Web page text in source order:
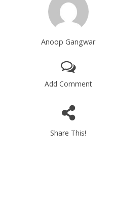
Anoop Gangwar
Add Comment
Share This!